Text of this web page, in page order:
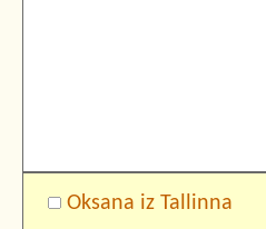
Oksana iz Tallinna